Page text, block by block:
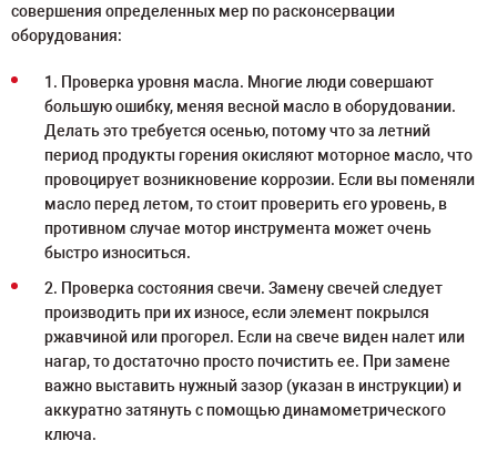
совершения определенных мер по расконсервации
оборудования:
1. Проверка уровня масла. Многие люди совершают
большую ошибку, меняя весной масло в оборудовании.
Делать это требуется осенью, потому что за летний
период продукты горения окисляют моторное масло, что
провоцирует возникновение коррозии. Если вы поменяли
масло перед летом, то стоит проверить его уровень, в
противном случае мотор инструмента может очень
быстро износиться.
2. Проверка состояния свечи. Замену свечей следует
производить при их износе, если элемент покрылся
ржавчиной или прогорел. Если на свече виден налет или
нагар, то достаточно просто почистить ее. При замене
важно выставить нужный зазор (указан в инструкции) и
аккуратно затянуть с помощью динамометрического
ключа.